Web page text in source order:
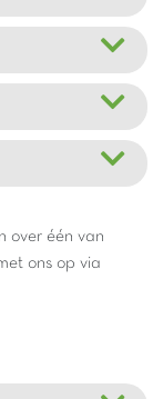
over één van
ons op via